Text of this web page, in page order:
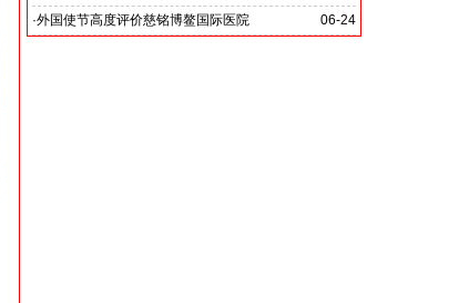
共探司法鉴定发展新路
06-24
·外国使节高度评价慈铭博鳌国际医院